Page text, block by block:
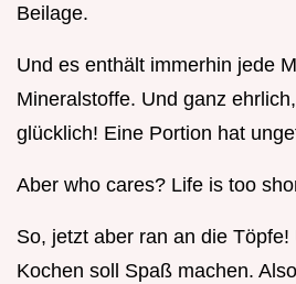
Beilage.
Und es enthält immerhin jede
Mineralstoffe. Und ganz
glücklich! Eine Portion hat
Aber who cares? Life is too
So, jetzt aber ran an die
Kochen soll Spaß machen.